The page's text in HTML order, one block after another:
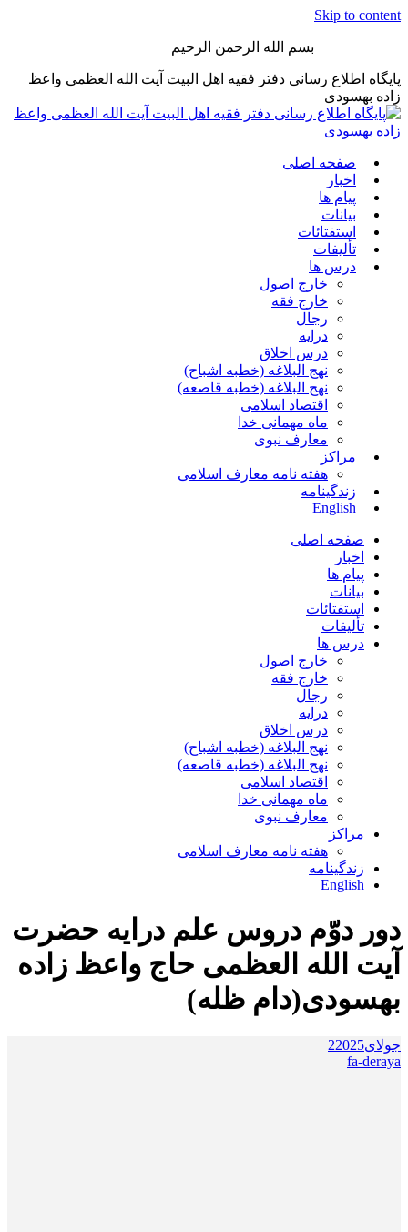
Skip to content
بسم الله الرحمن الرحیم
پایگاه اطلاع رسانی دفتر فقیه اهل البیت آیت الله العظمی واعظ
زاده بهسودی
صفحه اصلی
اخبار
پیام ها
بیانات
استفتائات
تألیفات
درس ها
خارج اصول
خارج فقه
رجال
درایه
درس اخلاق
نهج البلاغه (خطبه اشباح)
نهج البلاغه (خطبه قاصعه)
اقتصاد اسلامی
ماه مهمانی خدا
معارف نبوی
مراکز
هفته نامه معارف اسلامی
زندگینامه
English
صفحه اصلی
اخبار
پیام ها
بیانات
استفتائات
تألیفات
درس ها
خارج اصول
خارج فقه
رجال
درایه
درس اخلاق
نهج البلاغه (خطبه اشباح)
نهج البلاغه (خطبه قاصعه)
اقتصاد اسلامی
ماه مهمانی خدا
معارف نبوی
مراکز
هفته نامه معارف اسلامی
زندگینامه
English
دور دوّم دروس علم درایه حضرت
آیت الله العظمی حاج واعظ زاده
بهسودی(دام ظله)
جولای 22025
fa-deraya